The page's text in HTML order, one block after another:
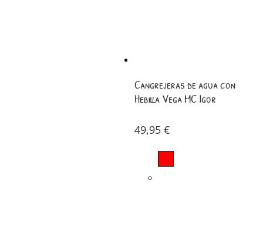
Cangrejeras de agua con
Hebilla Vega MC Igor
49,95 €